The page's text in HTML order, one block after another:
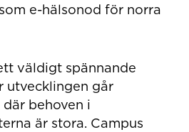
e-hälsonod för norra
väldigt spännande
utvecklingen går
behoven i
är stora. Campus